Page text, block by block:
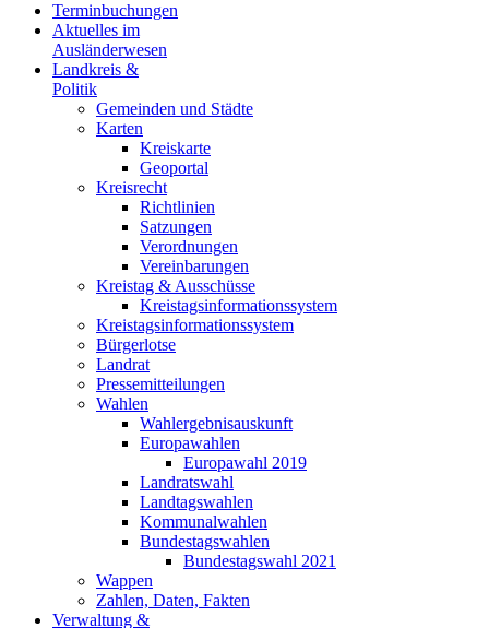
Terminbuchungen
Aktuelles im
Ausländerwesen
Landkreis &
Politik
Gemeinden und Städte
Karten
Kreiskarte
Geoportal
Kreisrecht
Richtlinien
Satzungen
Verordnungen
Vereinbarungen
Kreistag & Ausschüsse
Kreistagsinformationssystem
Kreistagsinformationssystem
Bürgerlotse
Landrat
Pressemitteilungen
Wahlen
Wahlergebnisauskunft
Europawahlen
Europawahl 2019
Landratswahl
Landtagswahlen
Kommunalwahlen
Bundestagswahlen
Bundestagswahl 2021
Wappen
Zahlen, Daten, Fakten
Verwaltung &